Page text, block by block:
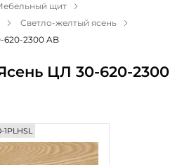
щит
Светло-желтый ясень
2300 AB
ЦЛ 30-620-2300